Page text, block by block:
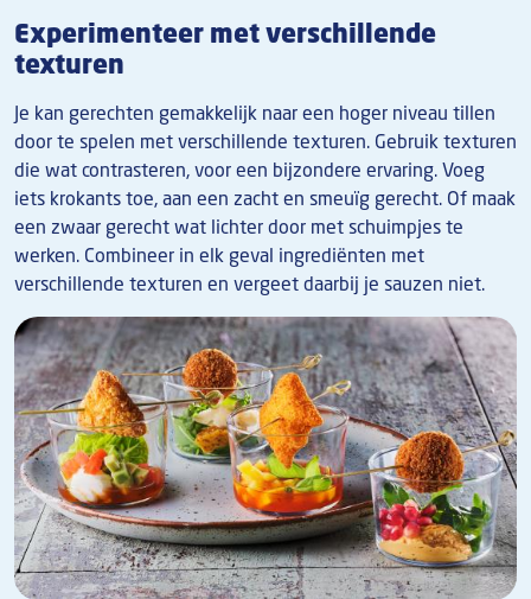
Experimenteer met verschillende
texturen
Je kan gerechten gemakkelijk naar een hoger niveau tillen
door te spelen met verschillende texturen. Gebruik texturen
die wat contrasteren, voor een bijzondere ervaring. Voeg
iets krokants toe, aan een zacht en smeuïg gerecht. Of maak
een zwaar gerecht wat lichter door met schuimpjes te
werken. Combineer in elk geval ingrediënten met
verschillende texturen en vergeet daarbij je sauzen niet.
Afbeelding